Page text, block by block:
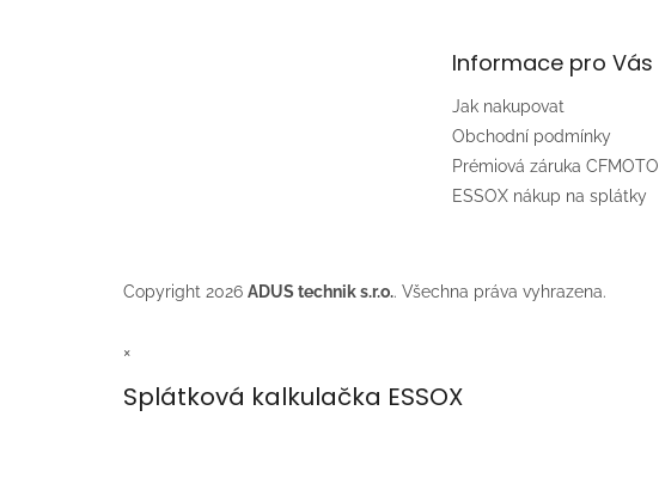
Informace pro Vás
Jak nakupovat
Obchodní podmínky
Prémiová záruka CFMOTO
ESSOX nákup na splátky
Copyright 2026 ADUS technik s.r.o.. Všechna práva vyhrazena.
×
Splátková kalkulačka ESSOX